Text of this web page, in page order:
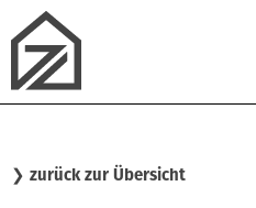
❯ zurück zur Übersicht